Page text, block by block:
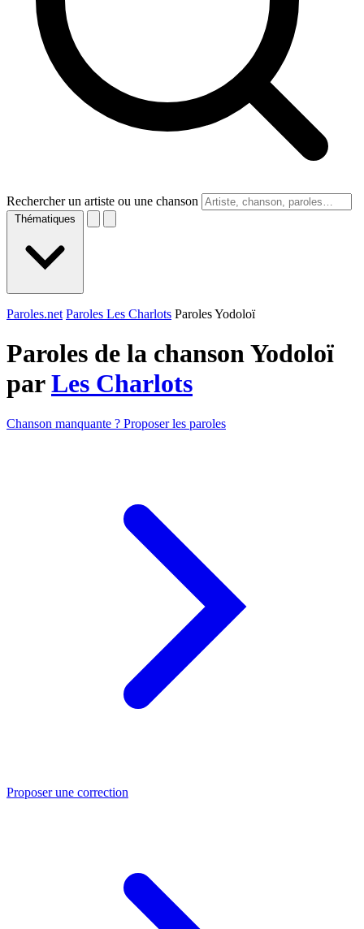
Rechercher un artiste ou une chanson
Thématiques
Paroles.net Paroles Les Charlots Paroles Yodoloï
Paroles de la chanson Yodoloï
parLes Charlots
Chanson manquante ? Proposer les paroles
Proposer une correction